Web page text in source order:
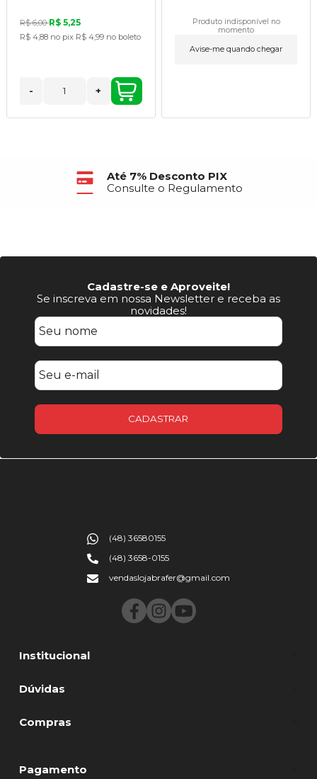
R$ 6,00R$ 5,25
R$ 4,88 no pix R$ 4,99 no boleto
- +
Produto indisponível no
momento
Avise-me quando chegar
Até 7% Desconto PIX
Consulte o Regulamento
Cadastre-se e Aproveite!
Se inscreva em nossa Newsletter e receba as
novidades!
CADASTRAR
Institucional
Dúvidas
Compras
(48) 36580155
(48) 3658-0155
vendaslojabrafer@gmail.com
Pagamento